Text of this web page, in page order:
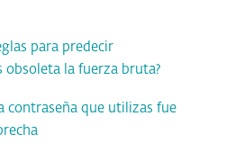
para predecir
obsoleta la fuerza bruta?
contraseña que utilizas fue